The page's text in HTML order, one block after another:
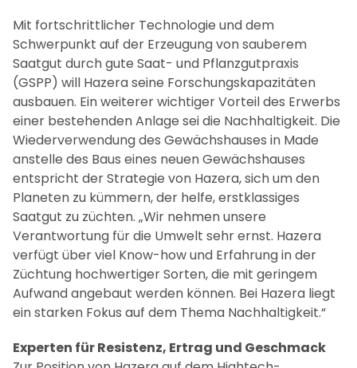
Mit fortschrittlicher Technologie und dem
Schwerpunkt auf der Erzeugung von sauberem
Saatgut durch gute Saat- und Pflanzgutpraxis
(GSPP) will Hazera seine Forschungskapazitäten
ausbauen. Ein weiterer wichtiger Vorteil des Erwerbs
einer bestehenden Anlage sei die Nachhaltigkeit. Die
Wiederverwendung des Gewächshauses in Made
anstelle des Baus eines neuen Gewächshauses
entspricht der Strategie von Hazera, sich um den
Planeten zu kümmern, der helfe, erstklassiges
Saatgut zu züchten. „Wir nehmen unsere
Verantwortung für die Umwelt sehr ernst. Hazera
verfügt über viel Know-how und Erfahrung in der
Züchtung hochwertiger Sorten, die mit geringem
Aufwand angebaut werden können. Bei Hazera liegt
ein starken Fokus auf dem Thema Nachhaltigkeit.“
Experten für Resistenz, Ertrag und Geschmack